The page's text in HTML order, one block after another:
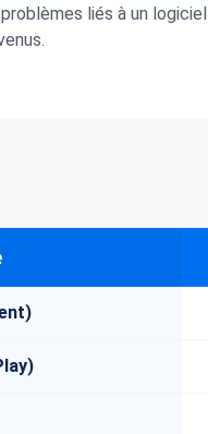
liés à un